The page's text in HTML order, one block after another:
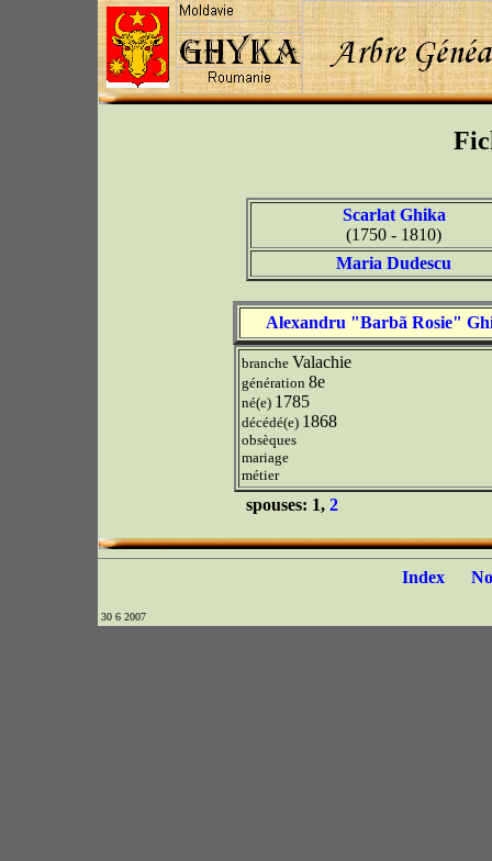
Scarlat Ghika
(1750 - 1810)
Maria Dudescu
Alexandru "Barbã Rosie"
branche Valachie
génération 8e
né(e) 1785
décédé(e) 1868
obsèques
mariage
métier
spouses: 1, 2
Index
30 6 2007